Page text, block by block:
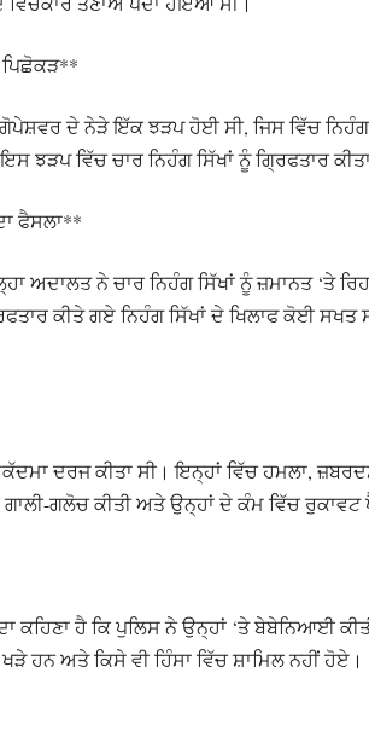
ਦੇ ਨੇੜੇ ਇੱਕ ਝੜਪ ਹੋਈ ਸੀ, ਜਿਸ ਵਿੱਚ
ਝੜਪ ਵਿੱਚ ਚਾਰ ਨਿਹੰਗ ਸਿੱਖਾਂ ਨੂੰ ਗ੍ਰਿਫਤਾਰ
ਫੈਸਲਾ**
ਅਦਾਲਤ ਨੇ ਚਾਰ ਨਿਹੰਗ ਸਿੱਖਾਂ ਨੂੰ ਜ਼ਮਾਨਤ ‘ਤੇ
ਕੀਤੇ ਗਏ ਨਿਹੰਗ ਸਿੱਖਾਂ ਦੇ ਖਿਲਾਫ ਕੋਈ
ਦਰਜ ਕੀਤਾ ਸੀ। ਇਨ੍ਹਾਂ ਵਿੱਚ ਹਮਲਾ,
ਗਲੋਚ ਕੀਤੀ ਅਤੇ ਉਨ੍ਹਾਂ ਦੇ ਕੰਮ ਵਿੱਚ ਰੁਕਾਵਟ
ਹੈ ਕਿ ਪੁਲਿਸ ਨੇ ਉਨ੍ਹਾਂ ‘ਤੇ ਬੇਬੇਨਿਆਈ
ਹਨ ਅਤੇ ਕਿਸੇ ਵੀ ਹਿੰਸਾ ਵਿੱਚ ਸ਼ਾਮਿਲ ਨਹੀਂ ਹੋਏ।